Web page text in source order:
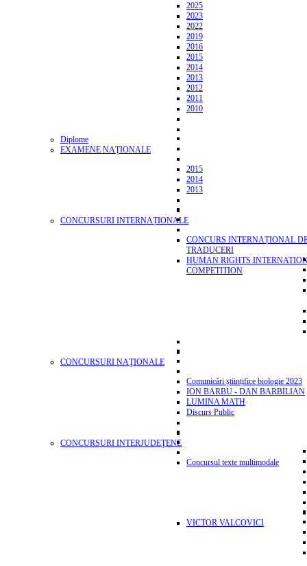
2025
2023
2022
2019
2016
2015
2014
2013
2012
2011
2010
Diplome
EXAMENE NAŢIONALE
2015
2014
2013
CONCURSURI INTERNAȚIONALE
CONCURS INTERNAȚIONAL
TRADUCERI
HUMAN RIGHTS
COMPETITION
CONCURSURI NAŢIONALE
Comunicări științifice biologie 2023
ION BARBU - DAN BARBILIAN
LUMINA MATH
Discurs Public
CONCURSURI INTERJUDEŢENE
Concursul texte multimodale
VICTOR VALCOVICI